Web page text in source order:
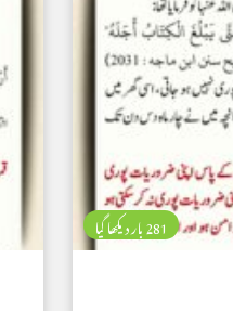
281 بار دیکھا گیا